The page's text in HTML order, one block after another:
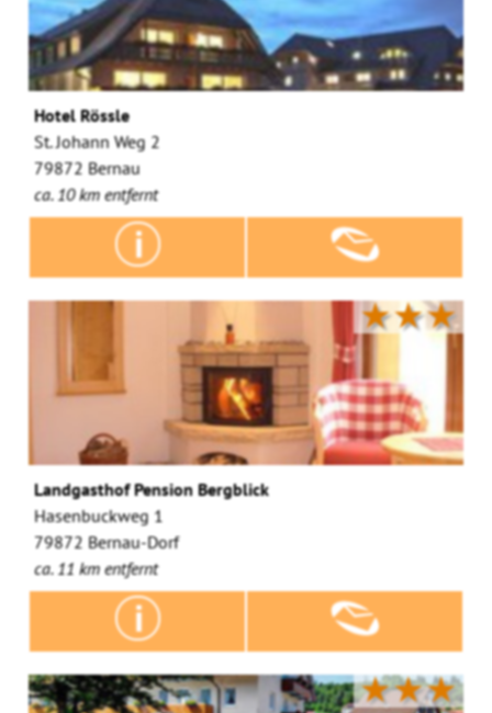
Hotel Rössle
St. Johann Weg 2
79872 Bernau
ca. 10 km entfernt
★★★
Landgasthof Pension Bergblick
Hasenbuckweg 1
79872 Bernau-Dorf
ca. 11 km entfernt
★★★